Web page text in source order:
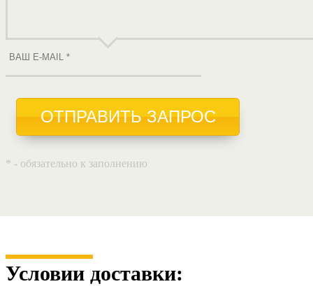
ОТПРАВИТЬ ЗАПРОС
* - обязательно к заполнению
Условии доставки: